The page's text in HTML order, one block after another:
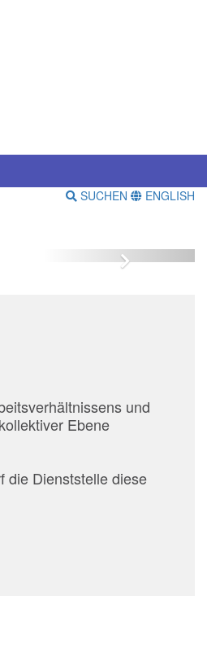
SUCHEN ENGLISH
Vor
und
Ebene
die Dienststelle diese